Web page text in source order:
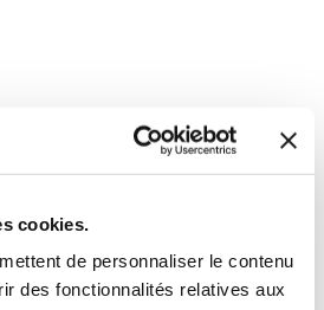
cookies.
de personnaliser le contenu
des fonctionnalités relatives aux